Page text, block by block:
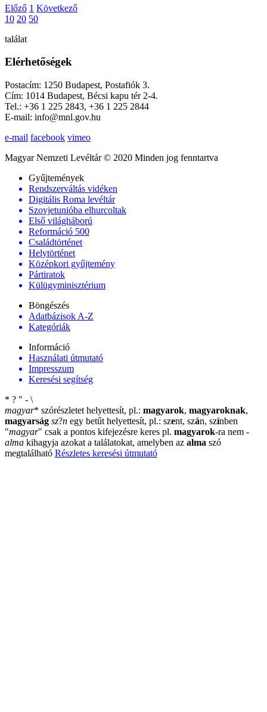
Előző 1 Következő
10 20 50
találat
Elérhetőségek
Postacím: 1250 Budapest, Postafiók 3.
Cím: 1014 Budapest, Bécsi kapu tér 2-4.
Tel.: +36 1 225 2843, +36 1 225 2844
E-mail: info@mnl.gov.hu
e-mail facebook vimeo
Magyar Nemzeti Levéltár © 2020 Minden jog fenntartva
Gyűjtemények
Rendszerváltás vidéken
Digitális Roma levéltár
Szovjetunióba elhurcoltak
Első világháború
Reformáció 500
Családtörténet
Helytörténet
Középkori gyűjtemény
Pártiratok
Külügyminisztérium
Böngészés
Adatbázisok A-Z
Kategóriák
Információ
Használati útmutató
Impresszum
Keresési segítség
* ? " - \
magyar* szórészletet helyettesít, pl.: magyarok, magyaroknak,
magyarság sz?n egy betűt helyettesít, pl.: szent, szán, színben
"magyar" csak a pontos kifejezésre keres pl. magyarok-ra nem -
alma kihagyja azokat a találatokat, amelyben az alma szó
megtalálható Részletes keresési útmutató